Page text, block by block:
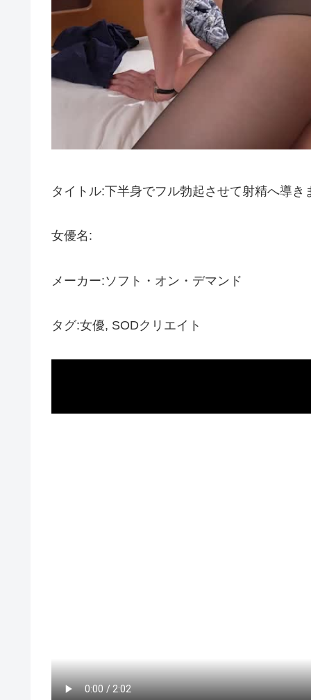
タイトル:下半身でフル勃起させて射精へ導き
女優名:
メーカー:ソフト・オン・デマンド
タグ:女優, SODクリエイト